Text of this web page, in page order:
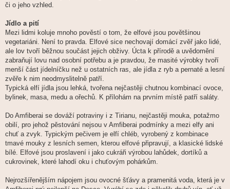
či o jeho vzhled.
Jídlo a pití
Mezi lidmi koluje mnoho pověstí o tom, že elfové jsou povětšinou
vegetariáni. Není to pravda. Elfové sice nechovají domácí zvěř jako lidé,
ale lov tvoří běžnou součást jejich obživy. Úcta k přírodě a uvědomění
zabraňují lovu nad osobní potřebu a je pravdou, že masité výrobky tvoří
menší část jídelníčku než u ostatních ras, ale jídla z ryb a pernaté a lesní
zvěře k nim neodmyslitelně patří.
Typická elfí jídla jsou lehká, tvořena nejčastěji chutnou kombinací ovoce,
bylinek, masa, medu a ořechů. K přílohám na prvním místě patří saláty.
Do Amfiberai se dováží potraviny i z Tirianu, nejčastěji mouka, potažmo
obilí, pro jehož pěstování nejsou v Amfiberai podmínky a mezi elfy ani
chuť a zvyk. Typickým pečivem je elfí chléb, vyrobený z kombinace
tmavé mouky z lesních semen, kterou elfové připravují, a klasické lidské
bílé. Elfové jsou proslavení i jako cukráři výrobou lahůdek, dortíků a
cukrovinek, které lahodí oku i chuťovým pohárkům.
Nejrozšířenějším nápojem jsou ovocné šťávy a pramenitá voda, která je v